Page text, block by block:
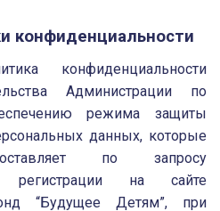
конфиденциальности
конфиденциальности
Администрации по
режима защиты
данных, которые
по запросу
регистрации на сайте
“Будущее Детям”, при